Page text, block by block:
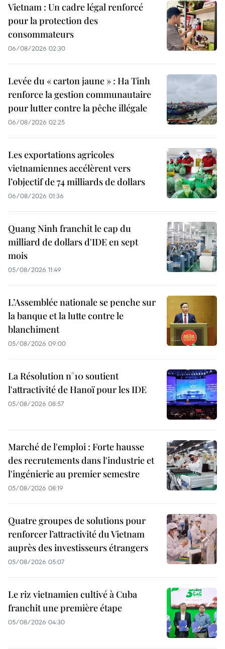
Vietnam : Un cadre légal renforcé
pour la protection des
consommateurs
06/08/2026 02:30
Levée du « carton jaune » : Ha Tinh
renforce la gestion communautaire
pour lutter contre la pêche illégale
06/08/2026 02:25
Les exportations agricoles
vietnamiennes accélèrent vers
l’objectif de 74 milliards de dollars
06/08/2026 01:36
Quang Ninh franchit le cap du
milliard de dollars d'IDE en sept
mois
05/08/2026 11:49
L’Assemblée nationale se penche sur
la banque et la lutte contre le
blanchiment
05/08/2026 09:00
La Résolution n°10 soutient
l'attractivité de Hanoï pour les IDE
05/08/2026 08:57
Marché de l'emploi : Forte hausse
des recrutements dans l'industrie et
l'ingénierie au premier semestre
05/08/2026 08:19
Quatre groupes de solutions pour
renforcer l’attractivité du Vietnam
auprès des investisseurs étrangers
05/08/2026 05:07
Le riz vietnamien cultivé à Cuba
franchit une première étape
05/08/2026 04:30